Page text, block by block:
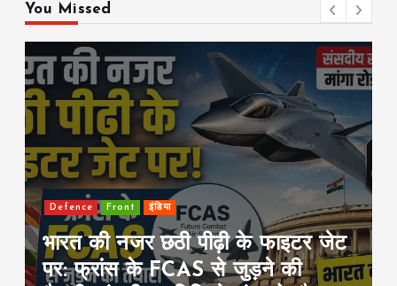
You Missed
Front international राजनीति
सऊदी-तुर्की-पाकिस्तान का बड़ा रक्षा
समझौता: एक पर हमला हुआ तो तीनों पर